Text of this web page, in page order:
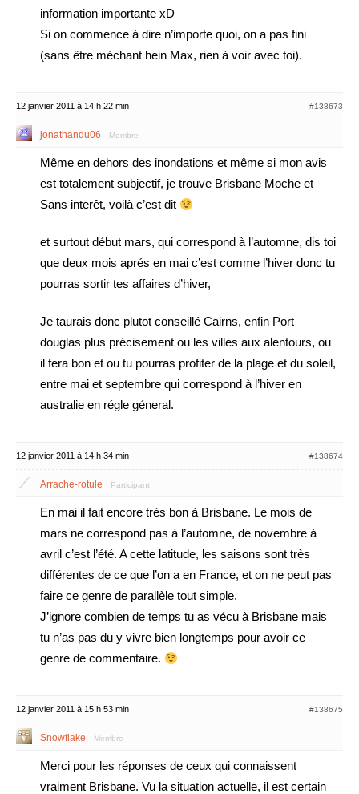
information importante xD
Si on commence à dire n’importe quoi, on a pas fini
(sans être méchant hein Max, rien à voir avec toi).
12 janvier 2011 à 14 h 22 min #138673
jonathandu06 Membre
Même en dehors des inondations et même si mon avis
est totalement subjectif, je trouve Brisbane Moche et
Sans interêt, voilà c’est dit
et surtout début mars, qui correspond à l’automne, dis toi
que deux mois aprés en mai c’est comme l’hiver donc tu
pourras sortir tes affaires d’hiver,
Je taurais donc plutot conseillé Cairns, enfin Port
douglas plus précisement ou les villes aux alentours, ou
il fera bon et ou tu pourras profiter de la plage et du soleil,
entre mai et septembre qui correspond à l’hiver en
australie en régle géneral.
12 janvier 2011 à 14 h 34 min #138674
Arrache-rotule Participant
En mai il fait encore très bon à Brisbane. Le mois de
mars ne correspond pas à l’automne, de novembre à
avril c’est l’été. A cette latitude, les saisons sont très
différentes de ce que l’on a en France, et on ne peut pas
faire ce genre de parallèle tout simple.
J’ignore combien de temps tu as vécu à Brisbane mais
tu n’as pas du y vivre bien longtemps pour avoir ce
genre de commentaire.
12 janvier 2011 à 15 h 53 min #138675
Snowflake Membre
Merci pour les réponses de ceux qui connaissent
vraiment Brisbane. Vu la situation actuelle, il est certain